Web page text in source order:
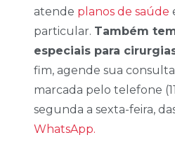
atende planos de saúde
particular. Também
especiais para
fim, agende sua
marcada pelo telefone
segunda a sexta-feira,
WhatsApp.